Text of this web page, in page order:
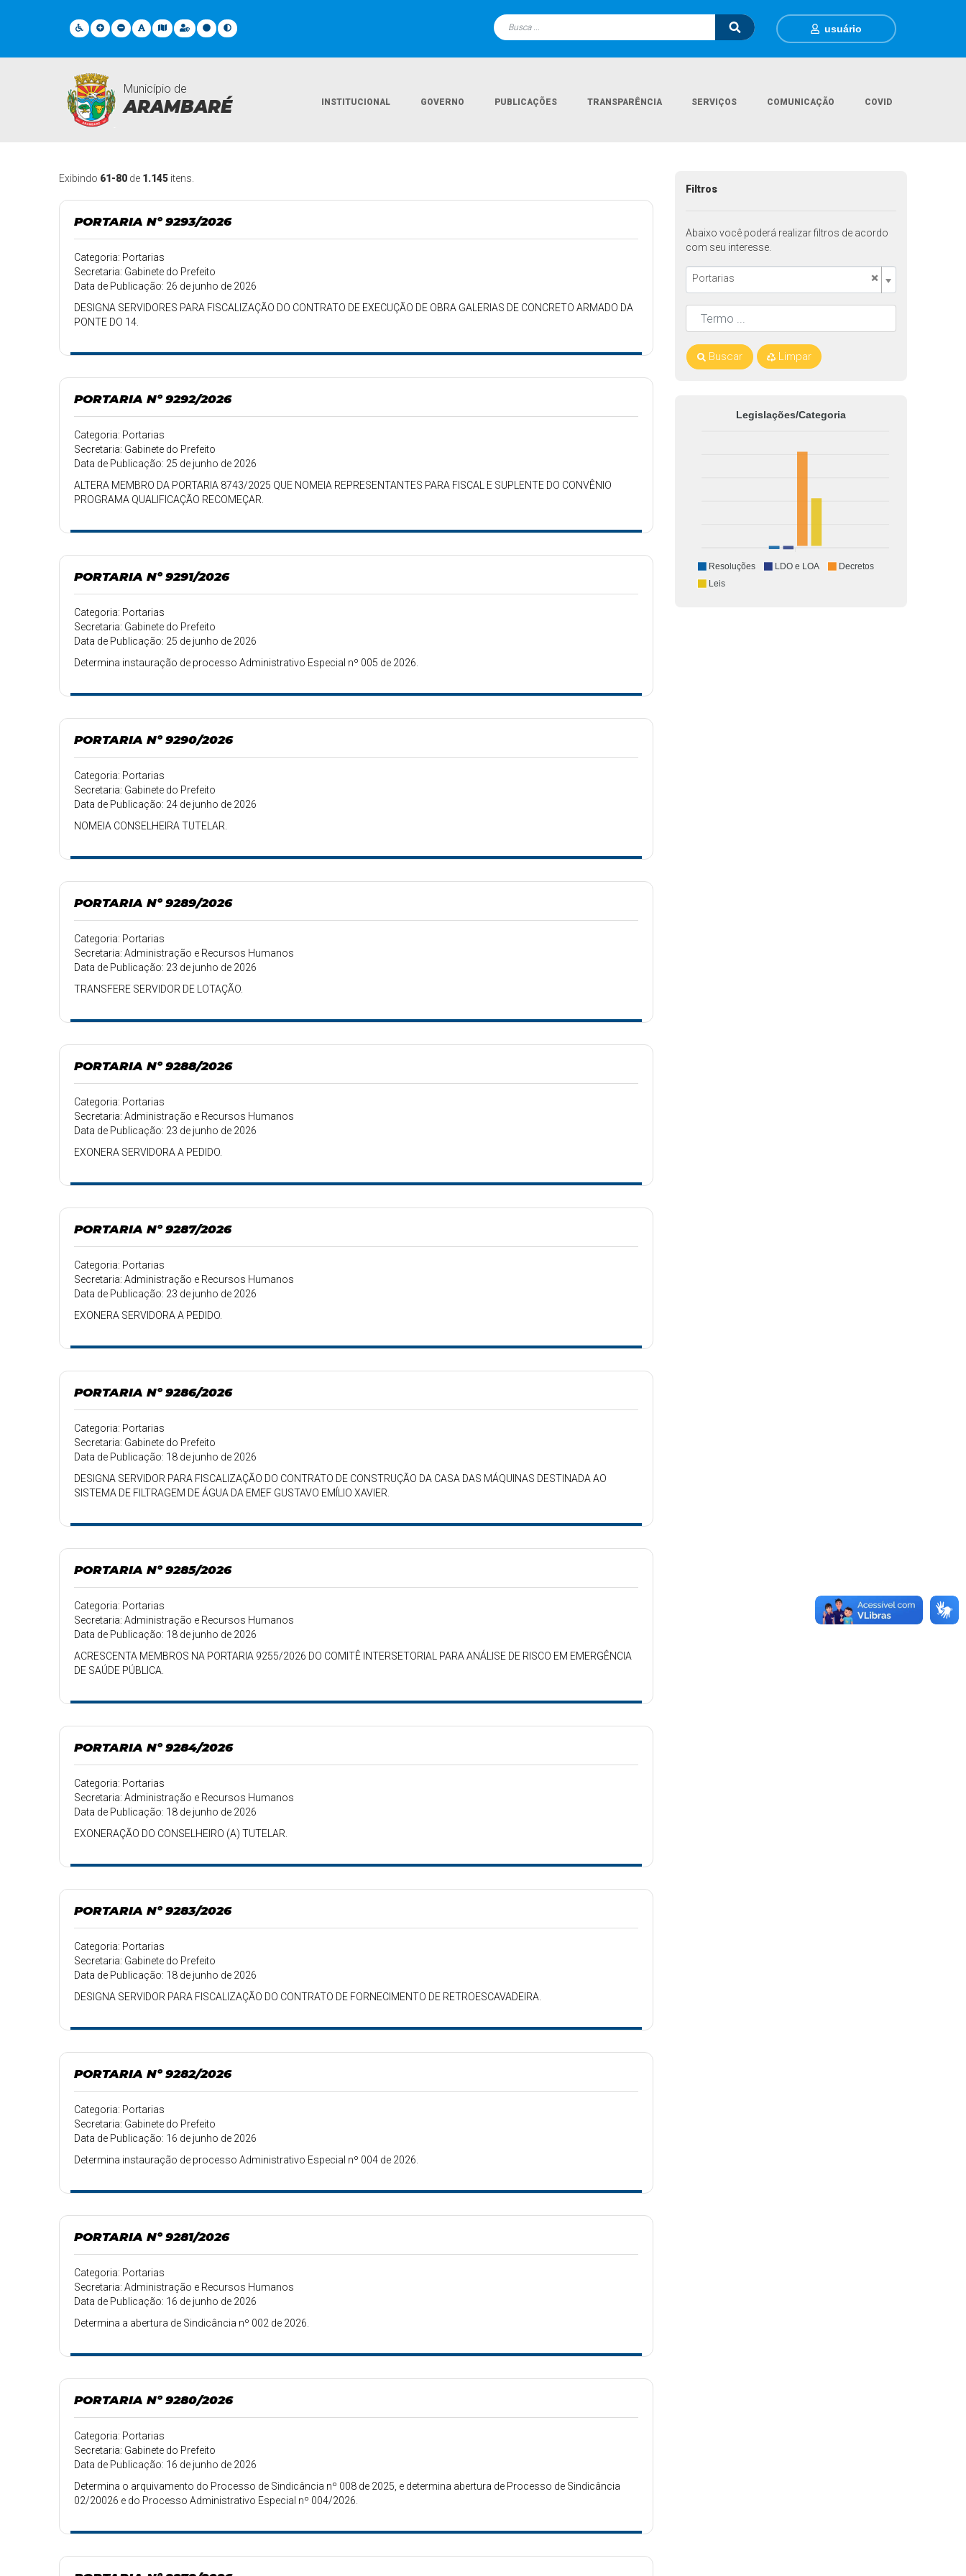
usuário
Município de
ARAMBARÉ INSTITUCIONAL GOVERNO PUBLICAÇÕES TRANSPARÊNCIA SERVIÇOS COMUNICAÇÃO COVID
Legislações
Exibindo 61-80 de 1.145 itens.
PORTARIA Nº 9293/2026
Categoria: Portarias
Secretaria: Gabinete do Prefeito
Data de Publicação: 26 de junho de 2026
DESIGNA SERVIDORES PARA FISCALIZAÇÃO DO CONTRATO DE EXECUÇÃO DE OBRA GALERIAS DE CONCRETO ARMADO DA
PONTE DO 14.
PORTARIA Nº 9292/2026
Categoria: Portarias
Secretaria: Gabinete do Prefeito
Data de Publicação: 25 de junho de 2026
ALTERA MEMBRO DA PORTARIA 8743/2025 QUE NOMEIA REPRESENTANTES PARA FISCAL E SUPLENTE DO CONVÊNIO
PROGRAMA QUALIFICAÇÃO RECOMEÇAR.
PORTARIA Nº 9291/2026
Categoria: Portarias
Secretaria: Gabinete do Prefeito
Data de Publicação: 25 de junho de 2026
Determina instauração de processo Administrativo Especial nº 005 de 2026.
PORTARIA Nº 9290/2026
Categoria: Portarias
Secretaria: Gabinete do Prefeito
Data de Publicação: 24 de junho de 2026
NOMEIA CONSELHEIRA TUTELAR.
PORTARIA Nº 9289/2026
Categoria: Portarias
Secretaria: Administração e Recursos Humanos
Data de Publicação: 23 de junho de 2026
TRANSFERE SERVIDOR DE LOTAÇÃO.
PORTARIA Nº 9288/2026
Categoria: Portarias
Secretaria: Administração e Recursos Humanos
Data de Publicação: 23 de junho de 2026
EXONERA SERVIDORA A PEDIDO.
PORTARIA Nº 9287/2026
Categoria: Portarias
Secretaria: Administração e Recursos Humanos
Data de Publicação: 23 de junho de 2026
EXONERA SERVIDORA A PEDIDO.
PORTARIA Nº 9286/2026
Categoria: Portarias
Secretaria: Gabinete do Prefeito
Data de Publicação: 18 de junho de 2026
DESIGNA SERVIDOR PARA FISCALIZAÇÃO DO CONTRATO DE CONSTRUÇÃO DA CASA DAS MÁQUINAS DESTINADA AO
SISTEMA DE FILTRAGEM DE ÁGUA DA EMEF GUSTAVO EMÍLIO XAVIER.
PORTARIA Nº 9285/2026
Categoria: Portarias
Secretaria: Administração e Recursos Humanos
Data de Publicação: 18 de junho de 2026
ACRESCENTA MEMBROS NA PORTARIA 9255/2026 DO COMITÊ INTERSETORIAL PARA ANÁLISE DE RISCO EM EMERGÊNCIA
DE SAÚDE PÚBLICA.
PORTARIA Nº 9284/2026
Categoria: Portarias
Secretaria: Administração e Recursos Humanos
Data de Publicação: 18 de junho de 2026
EXONERAÇÃO DO CONSELHEIRO (A) TUTELAR.
PORTARIA Nº 9283/2026
Categoria: Portarias
Secretaria: Gabinete do Prefeito
Data de Publicação: 18 de junho de 2026
DESIGNA SERVIDOR PARA FISCALIZAÇÃO DO CONTRATO DE FORNECIMENTO DE RETROESCAVADEIRA.
PORTARIA Nº 9282/2026
Categoria: Portarias
Secretaria: Gabinete do Prefeito
Data de Publicação: 16 de junho de 2026
Determina instauração de processo Administrativo Especial nº 004 de 2026.
PORTARIA Nº 9281/2026
Categoria: Portarias
Secretaria: Administração e Recursos Humanos
Data de Publicação: 16 de junho de 2026
Determina a abertura de Sindicância nº 002 de 2026.
PORTARIA Nº 9280/2026
Categoria: Portarias
Secretaria: Gabinete do Prefeito
Data de Publicação: 16 de junho de 2026
Determina o arquivamento do Processo de Sindicância nº 008 de 2025, e determina abertura de Processo de Sindicância
02/20026 e do Processo Administrativo Especial nº 004/2026.
Filtros
Abaixo você poderá realizar filtros de acordo
com seu interesse.
×
Portarias
Buscar Limpar
Legislações/Categoria
Resoluções LDO e LOA
Decretos
Leis